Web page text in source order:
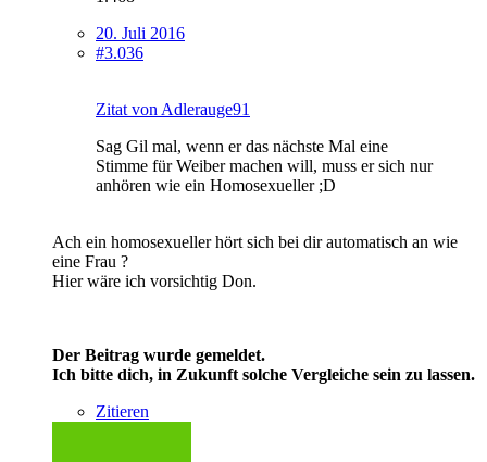
20. Juli 2016
#3.036
Zitat von Adlerauge91
Sag Gil mal, wenn er das nächste Mal eine
Stimme für Weiber machen will, muss er sich nur
anhören wie ein Homosexueller ;D
Ach ein homosexueller hört sich bei dir automatisch an wie
eine Frau ?
Hier wäre ich vorsichtig Don.
Der Beitrag wurde gemeldet.
Ich bitte dich, in Zukunft solche Vergleiche sein zu lassen.
Zitieren